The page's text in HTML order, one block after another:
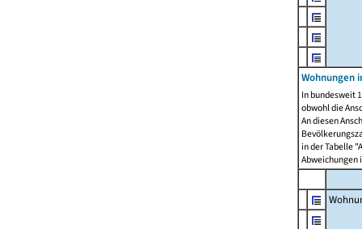
Wohnungen
In bundesweit
obwohl die
An diesen
in der Tabelle
Abweichungen